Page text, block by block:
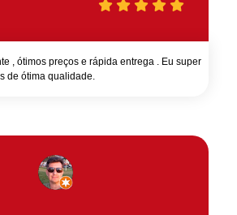
, ótimos preços e rápida entrega . Eu super
de ótima qualidade.